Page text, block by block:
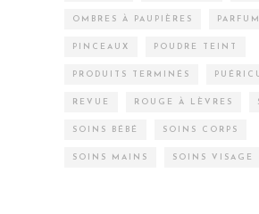
OMBRES À PAUPIÈRES
PINCEAUX POUDRE TEINT
PRODUITS TERMINÉS
REVUE ROUGE À LÈVRES
SOINS BÉBÉ SOINS CORPS
SOINS MAINS SOINS VISAGE